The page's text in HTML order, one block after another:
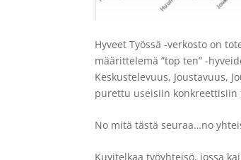
Hyveet Työssä -verkosto on
määrittelemä ”top ten” -
Keskustelevuus, Joustavuus,
purettu useisiin
No mitä tästä seuraa…no
Kuvitelkaa työyhteisö, jossa